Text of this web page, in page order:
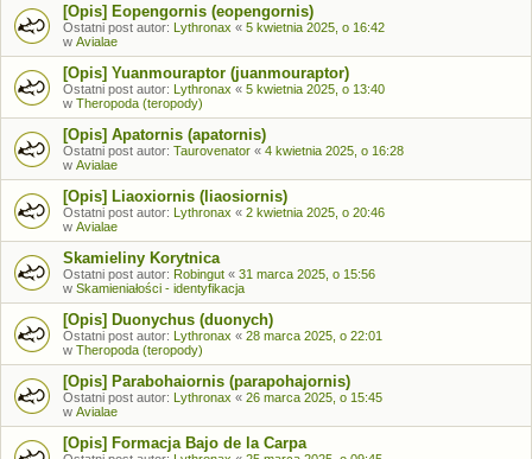
[Opis] Eopengornis (eopengornis)
Ostatni post autor: Lythronax « 5 kwietnia 2025, o 16:42
w Avialae
[Opis] Yuanmouraptor (juanmouraptor)
Ostatni post autor: Lythronax « 5 kwietnia 2025, o 13:40
w Theropoda (teropody)
[Opis] Apatornis (apatornis)
Ostatni post autor: Taurovenator « 4 kwietnia 2025, o 16:28
w Avialae
[Opis] Liaoxiornis (liaosiornis)
Ostatni post autor: Lythronax « 2 kwietnia 2025, o 20:46
w Avialae
Skamieliny Korytnica
Ostatni post autor: Robingut « 31 marca 2025, o 15:56
w Skamieniałości - identyfikacja
[Opis] Duonychus (duonych)
Ostatni post autor: Lythronax « 28 marca 2025, o 22:01
w Theropoda (teropody)
[Opis] Parabohaiornis (parapohajornis)
Ostatni post autor: Lythronax « 26 marca 2025, o 15:45
w Avialae
[Opis] Formacja Bajo de la Carpa